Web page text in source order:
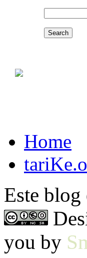
Home
Este blog
you by